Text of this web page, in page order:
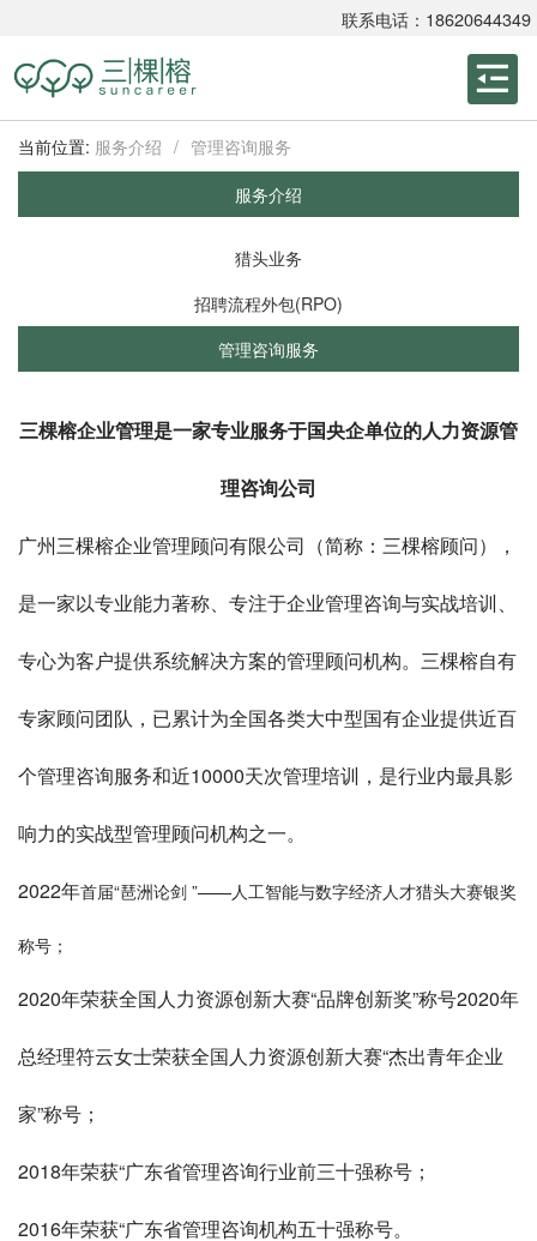
联系电话：18620644349
当前位置: 服务介绍 / 管理咨询服务
服务介绍
猎头业务
招聘流程外包(RPO)
管理咨询服务
三棵榕企业管理是一家专业服务于国央企单位的人力资源管
理咨询公司
广州三棵榕企业管理顾问有限公司（简称：三棵榕顾问），
是一家以专业能力著称、专注于企业管理咨询与实战培训、
专心为客户提供系统解决方案的管理顾问机构。三棵榕自有
专家顾问团队，已累计为全国各类大中型国有企业提供近百
个管理咨询服务和近10000天次管理培训，是行业内最具影
响力的实战型管理顾问机构之一。
2022年首届“琶洲论剑 ”——人工智能与数字经济人才猎头大赛银奖
称号；
2020年荣获全国人力资源创新大赛“品牌创新奖”称号2020年
总经理符云女士荣获全国人力资源创新大赛“杰出青年企业
家”称号；
2018年荣获“广东省管理咨询行业前三十强称号；
2016年荣获“广东省管理咨询机构五十强称号。